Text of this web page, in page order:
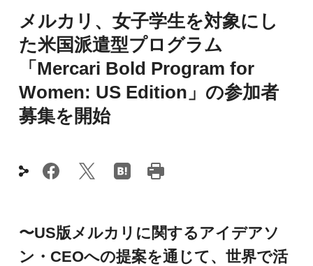
メルカリ、女子学生を対象にし
た米国派遣型プログラム
「Mercari Bold Program for
Women: US Edition」の参加者
募集を開始
〜US版メルカリに関するアイデアソ
ン・CEOへの提案を通じて、世界で活